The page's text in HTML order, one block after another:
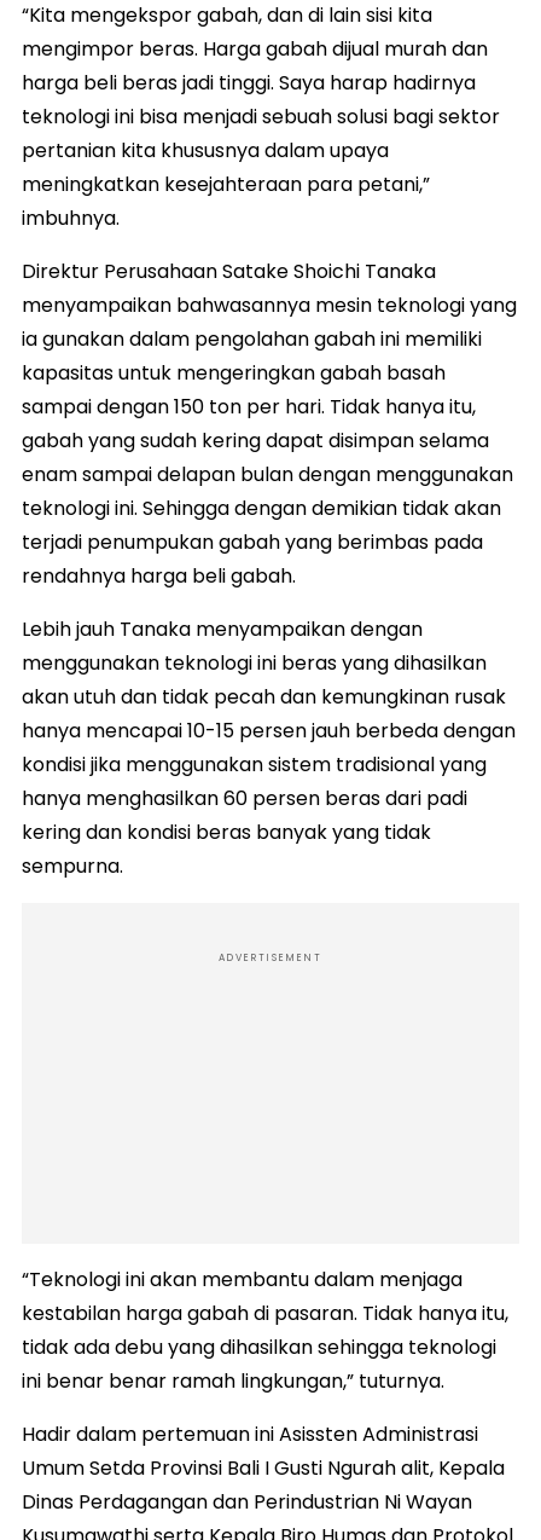
“Kita mengekspor gabah, dan di lain sisi kita
mengimpor beras. Harga gabah dijual murah dan
harga beli beras jadi tinggi. Saya harap hadirnya
teknologi ini bisa menjadi sebuah solusi bagi sektor
pertanian kita khususnya dalam upaya
meningkatkan kesejahteraan para petani,”
imbuhnya.
Direktur Perusahaan Satake Shoichi Tanaka
menyampaikan bahwasannya mesin teknologi yang
ia gunakan dalam pengolahan gabah ini memiliki
kapasitas untuk mengeringkan gabah basah
sampai dengan 150 ton per hari. Tidak hanya itu,
gabah yang sudah kering dapat disimpan selama
enam sampai delapan bulan dengan menggunakan
teknologi ini. Sehingga dengan demikian tidak akan
terjadi penumpukan gabah yang berimbas pada
rendahnya harga beli gabah.
Lebih jauh Tanaka menyampaikan dengan
menggunakan teknologi ini beras yang dihasilkan
akan utuh dan tidak pecah dan kemungkinan rusak
hanya mencapai 10-15 persen jauh berbeda dengan
kondisi jika menggunakan sistem tradisional yang
hanya menghasilkan 60 persen beras dari padi
kering dan kondisi beras banyak yang tidak
sempurna.
ADVERTISEMENT
“Teknologi ini akan membantu dalam menjaga
kestabilan harga gabah di pasaran. Tidak hanya itu,
tidak ada debu yang dihasilkan sehingga teknologi
ini benar benar ramah lingkungan,” tuturnya.
Hadir dalam pertemuan ini Asissten Administrasi
Umum Setda Provinsi Bali I Gusti Ngurah alit, Kepala
Dinas Perdagangan dan Perindustrian Ni Wayan